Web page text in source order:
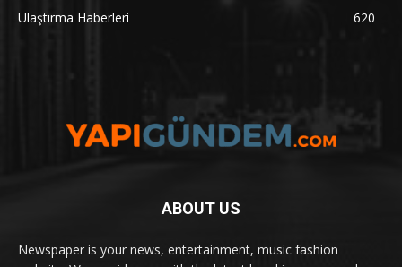
Ulaştırma Haberleri
620
ABOUT US
Newspaper is your news, entertainment, music fashion